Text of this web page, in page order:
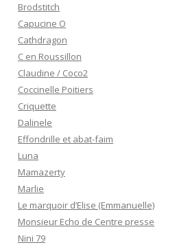
Brodstitch
Capucine O
Cathdragon
C en Roussillon
Claudine / Coco2
Coccinelle Poitiers
Criquette
Dalinele
Effondrille et abat-faim
Luna
Mamazerty
Marlie
Le marquoir d’Elise (Emmanuelle)
Monsieur Echo de Centre presse
Nini 79